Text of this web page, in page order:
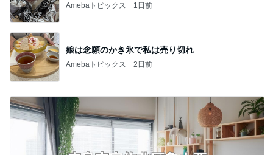
Amebaトピックス 2日前